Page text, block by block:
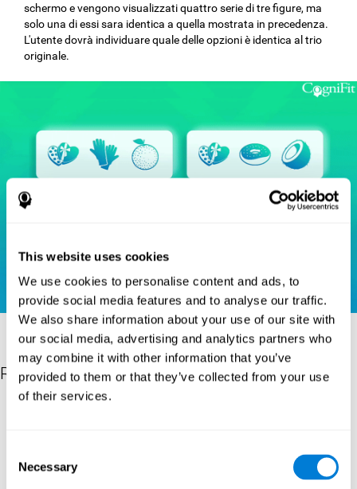
This website uses cookies
We use cookies to personalise content and ads, to
provide social media features and to analyse our traffic.
We also share information about your use of our site with
our social media, advertising and analytics partners who
may combine it with other information that you’ve
provided to them or that they’ve collected from your use
of their services.
Selection
Necessary
schermo e vengono visualizzati quattro serie di tre figure, ma
solo una di essi sara identica a quella mostrata in precedenza.
L'utente dovrà individuare quale delle opzioni è identica al trio
originale.
Riferimenti
performance of related individuals on tests mainly educative and